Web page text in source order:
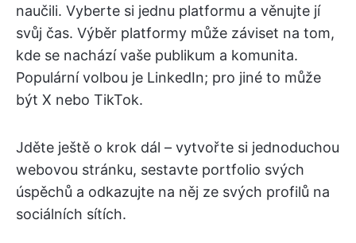
naučili. Vyberte si jednu platformu a věnujte jí
svůj čas. Výběr platformy může záviset na tom,
kde se nachází vaše publikum a komunita.
Populární volbou je LinkedIn; pro jiné to může
být X nebo TikTok.
Jděte ještě o krok dál – vytvořte si jednoduchou
webovou stránku, sestavte portfolio svých
úspěchů a odkazujte na něj ze svých profilů na
sociálních sítích.